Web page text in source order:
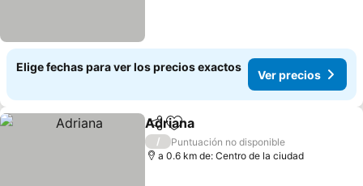
Elige fechas para ver los precios exactos
Ver precios
CompartirAgregar a favoritos
Adriana
/
Puntuación no disponible
a 0.6 km de: Centro de la ciudad